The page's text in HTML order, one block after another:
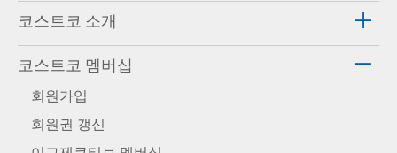
코스트코 소개
코스트코 멤버십
회원가입
회원권 갱신